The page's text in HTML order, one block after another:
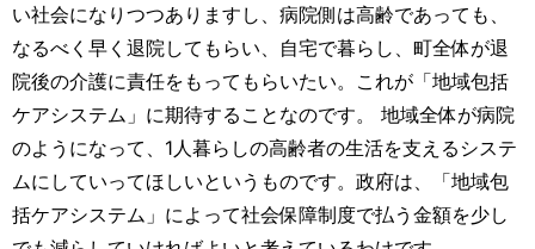
い社会になりつつありますし、病院側は高齢であっても、
なるべく早く退院してもらい、自宅で暮らし、町全体が退
院後の介護に責任をもってもらいたい。これが「地域包括
ケアシステム」に期待することなのです。 地域全体が病院
のようになって、1人暮らしの高齢者の生活を支えるシステ
ムにしていってほしいというものです。政府は、「地域包
括ケアシステム」によって社会保障制度で払う金額を少し